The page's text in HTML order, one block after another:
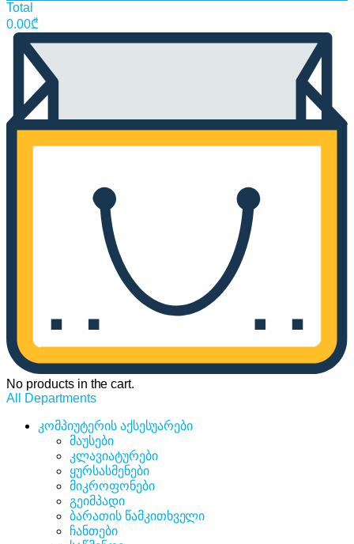
Total
0.00₾
No products in the cart.
All Departments
კომპიუტერის აქსესუარები
მაუსები
კლავიატურები
ყურსასმენები
მიკროფონები
გეიმპადი
ბარათის წამკითხველი
ჩანთები